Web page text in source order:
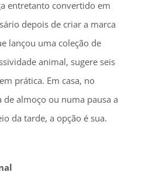
entretanto convertido em
depois de criar a marca
lançou uma coleção de
animal, sugere seis
prática. Em casa, no
almoço ou numa pausa a
da tarde, a opção é sua.